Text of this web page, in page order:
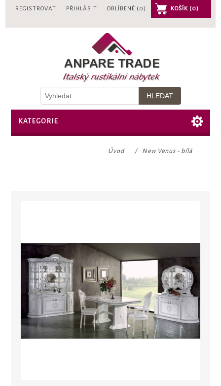
REGISTROVAT PŘIHLÁSIT OBLÍBENÉ (0) KOŠÍK (0)
KATEGORIE
Úvod / New Venus - bílá